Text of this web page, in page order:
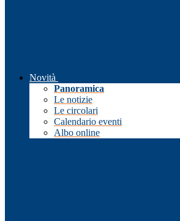
Novità
Panoramica
Le notizie
Le circolari
Calendario eventi
Albo online